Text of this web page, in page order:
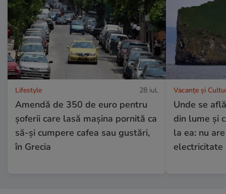
Lifestyle 28 iul.
Amendă de 350 de euro pentru
șoferii care lasă mașina pornită ca
să-și cumpere cafea sau gustări,
în Grecia
Vacanțe și
Unde se
din lume și
la ea: nu
electricitate